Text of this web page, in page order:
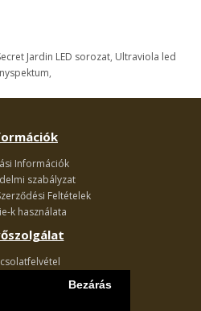
Bezárás
Jardin LED sorozat, Ultraviola led
,
Információk
szabályzat
Feltételek
k használata